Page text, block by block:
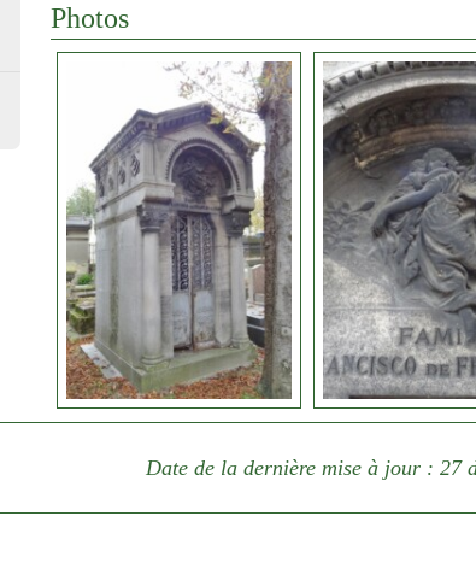
Photos
Date de la dernière mise à jour : 27